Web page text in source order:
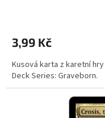
3,99 Kč
Kusová karta z karetní
Deck Series: Graveborn.